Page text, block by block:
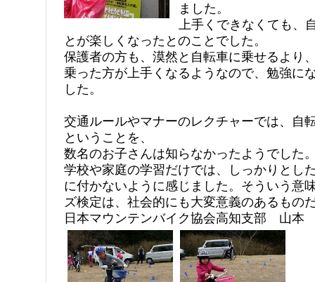
ました。
上手くできなくても、
とが楽しくなったとのことでした。
保護者の方も、漠然と自転車に乗せるより
乗った方が上手くなるようなので、勉強に
した。
交通ルールやマナーのレクチャーでは、自
ということを、
数名のお子さんは知らなかったようでした
学校や家庭の学習だけでは、しっかりとし
に付かないように感じました。そういう意
ズ検定は、社会的にも大変意義のあるもの
日本マウンテンバイク協会高知支部 山